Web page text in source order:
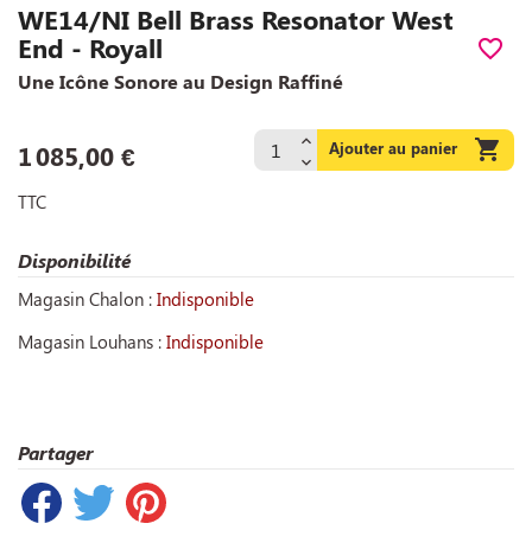
WE14/NI Bell Brass Resonator West
End - Royall
favorite_border
Une Icône Sonore au Design Raffiné
1 085,00 € Ajouter au panier 
TTC
Disponibilité
Magasin Chalon : Indisponible
Magasin Louhans : Indisponible
Partager